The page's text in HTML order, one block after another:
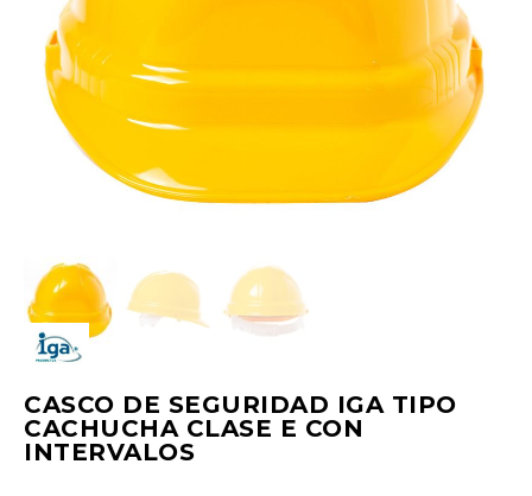
CASCO DE SEGURIDAD IGA TIPO
CACHUCHA CLASE E CON
INTERVALOS